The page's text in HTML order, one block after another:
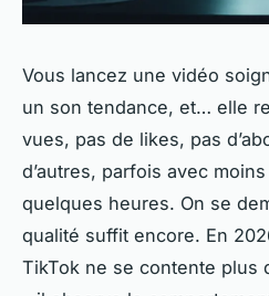
Vous lancez une vidéo
un son tendance, et… elle
vues, pas de likes, pas
d’autres, parfois avec
quelques heures. On se
qualité suffit encore. En
TikTok ne se contente plus